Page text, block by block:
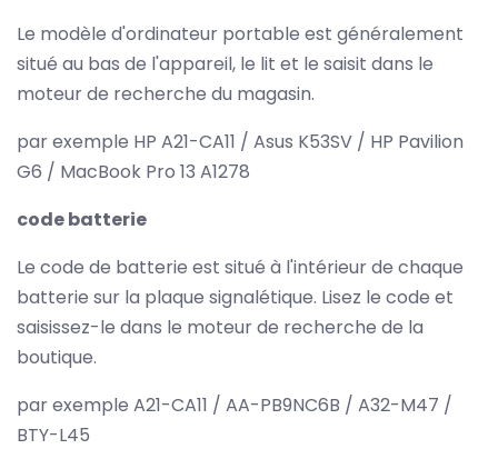
Le modèle d'ordinateur portable est généralement
situé au bas de l'appareil, le lit et le saisit dans le
moteur de recherche du magasin.
par exemple HP A21-CA11 / Asus K53SV / HP Pavilion
G6 / MacBook Pro 13 A1278
code batterie
Le code de batterie est situé à l'intérieur de chaque
batterie sur la plaque signalétique. Lisez le code et
saisissez-le dans le moteur de recherche de la
boutique.
par exemple A21-CA11 / AA-PB9NC6B / A32-M47 /
BTY-L45